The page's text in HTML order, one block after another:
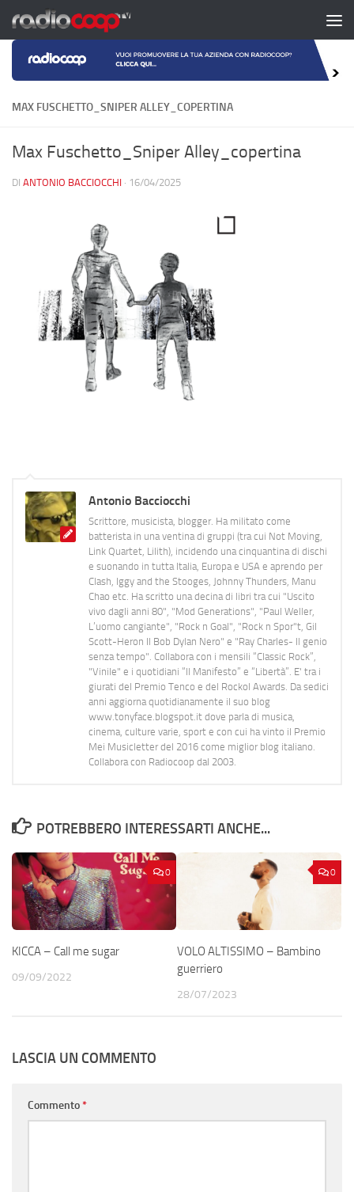
Salta al contenuto
MAX FUSCHETTO_SNIPER ALLEY_COPERTINA
Max Fuschetto_Sniper Alley_copertina
DI ANTONIO BACCIOCCHI · 16/04/2025
Antonio Bacciocchi
Scrittore, musicista, blogger. Ha militato come
batterista in una ventina di gruppi (tra cui Not Moving,
Link Quartet, Lilith), incidendo una cinquantina di dischi
e suonando in tutta Italia, Europa e USA e aprendo per
Clash, Iggy and the Stooges, Johnny Thunders, Manu
Chao etc. Ha scritto una decina di libri tra cui "Uscito
vivo dagli anni 80", "Mod Generations", "Paul Weller,
L’uomo cangiante", "Rock n Goal", "Rock n Spor"t, Gil
Scott-Heron Il Bob Dylan Nero" e "Ray Charles- Il genio
senza tempo". Collabora con i mensili “Classic Rock”,
"Vinile" e i quotidiani “Il Manifesto” e “Libertà”. E' tra i
giurati del Premio Tenco e del Rockol Awards. Da sedici
anni aggiorna quotidianamente il suo blog
www.tonyface.blogspot.it dove parla di musica,
cinema, culture varie, sport e con cui ha vinto il Premio
Mei Musicletter del 2016 come miglior blog italiano.
Collabora con Radiocoop dal 2003.
POTREBBERO INTERESSARTI ANCHE...
0
KICCA – Call me sugar
09/09/2022
0
VOLO ALTISSIMO – Bambino
guerriero
28/07/2023
LASCIA UN COMMENTO
Commento*